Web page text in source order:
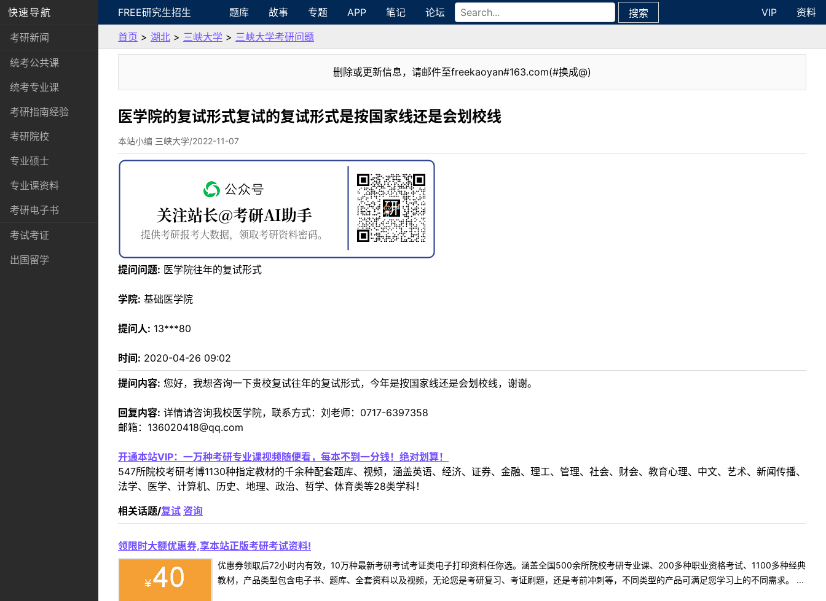
快速导航
考研新闻
统考公共课
统考专业课
考研指南经验
考研院校
专业硕士
专业课资料
考研电子书
考试考证
出国留学
FREE研究生招生 题库 故事 专题 APP 笔记 论坛 搜索 VIP
资料
首页 > 湖北 > 三峡大学 > 三峡大学考研问题
删除或更新信息，请邮件至freekaoyan#163.com(#换成@)
医学院的复试形式复试的复试形式是按国家线还是会划校线
本站小编 三峡大学/2022-11-07
提问问题: 医学院往年的复试形式
学院: 基础医学院
提问人: 13***80
时间: 2020-04-26 09:02
提问内容: 您好，我想咨询一下贵校复试往年的复试形式，今年是按国家线还是会划校线，谢谢。
回复内容: 详情请咨询我校医学院，联系方式：刘老师：0717-6397358
邮箱：136020418@qq.com
开通本站VIP：一万种考研专业课视频随便看，每本不到一分钱！绝对划算！
547所院校考研考博1130种指定教材的千余种配套题库、视频，涵盖英语、经济、证券、金融、理工、管理、社会、财会、教育心理、中文、艺术、新闻传播、
法学、医学、计算机、历史、地理、政治、哲学、体育类等28类学科！
相关话题/复试 咨询
领限时大额优惠券,享本站正版考研考试资料!
优惠券领取后72小时内有效，10万种最新考研考试考证类电子打印资料任你选。涵盖全国500余所院校考研专业课、200多种职业资格考试、1100多种经典
教材，产品类型包含电子书、题库、全套资料以及视频，无论您是考研复习、考证刷题，还是考前冲刺等，不同类型的产品可满足您学习上的不同需求。 ...